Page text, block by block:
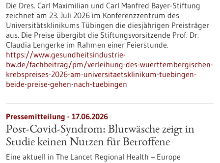
Die Dres. Carl Maximilian und Carl Manfred Bayer-Stiftung
zeichnet am 23. Juli 2026 im Konferenzzentrum des
Universitätsklinikums Tübingen die diesjährigen Preisträger
aus. Die Preise übergibt die Stiftungsvorsitzende Prof. Dr.
Claudia Lengerke im Rahmen einer Feierstunde.
https://www.gesundheitsindustrie-
bw.de/fachbeitrag/pm/verleihung-des-wuerttembergischen-
krebspreises-2026-am-universitaetsklinikum-tuebingen-
beide-preise-gehen-nach-tuebingen
Pressemitteilung - 17.06.2026
Post-Covid-Syndrom: Blutwäsche zeigt in
Studie keinen Nutzen für Betroffene
Eine aktuell in The Lancet Regional Health – Europe